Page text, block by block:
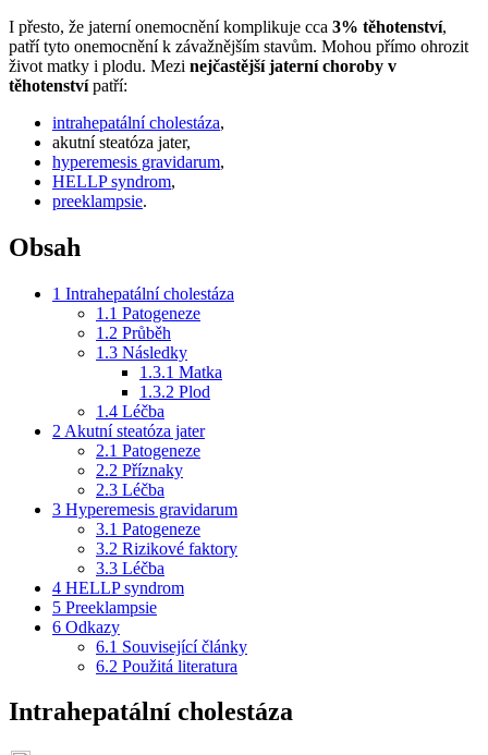
I přesto, že jaterní onemocnění komplikuje cca 3% těhotenství,
patří tyto onemocnění k závažnějším stavům. Mohou přímo ohrozit
život matky i plodu. Mezi nejčastější jaterní choroby v
těhotenstvípatří:
intrahepatální cholestáza,
akutní steatóza jater,
hyperemesis gravidarum,
HELLP syndrom,
preeklampsie.
Obsah
1 Intrahepatální cholestáza
1.1 Patogeneze
1.2 Průběh
1.3 Následky
1.3.1 Matka
1.3.2 Plod
1.4 Léčba
2 Akutní steatóza jater
2.1 Patogeneze
2.2 Příznaky
2.3 Léčba
3 Hyperemesis gravidarum
3.1 Patogeneze
3.2 Rizikové faktory
3.3 Léčba
4 HELLP syndrom
5 Preeklampsie
6 Odkazy
6.1 Související články
6.2 Použitá literatura
Intrahepatální cholestáza